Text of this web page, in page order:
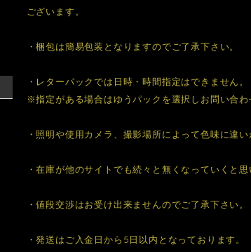
ございます。
・梱包は簡易包装となりますのでご了承下さい。
・レターパックでは日時・時間指定はできません。
※指定がある場合はゆうパックを選択しお問い合
・照明や使用カメラ、撮影場所によって色味に違い
・在庫が他のサイトでも続々と無くなっていくと
・値段交渉はお受け出来ませんのでご了承下さい。
・発送はご入金日から5日以内となっております。